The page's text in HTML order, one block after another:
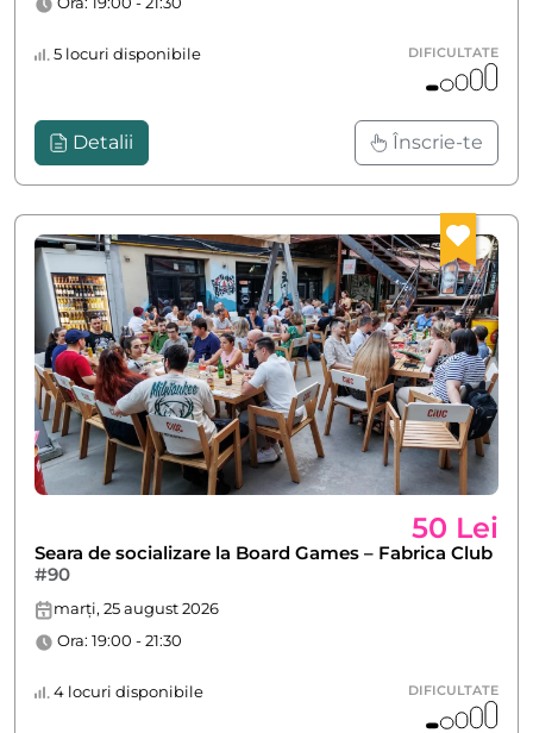
5 locuri disponibile DIFICULTATE
Detalii Înscrie-te
50 Lei
Seara de socializare la Board Games – Fabrica Club
#90
marți, 25 august 2026
Ora: 19:00 - 21:30
4 locuri disponibile DIFICULTATE